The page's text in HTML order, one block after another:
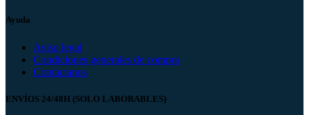
Ayuda
Aviso legal
Condiciones generales de compra
Contáctanos
ENVÍOS 24/48H (SOLO LABORABLES)